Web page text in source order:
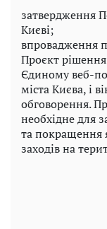
затвердження
Києві;
впровадження
Проєкт
Єдиному веб-
міста Києва, і
обговорення.
необхідне для
та покращення
заходів на